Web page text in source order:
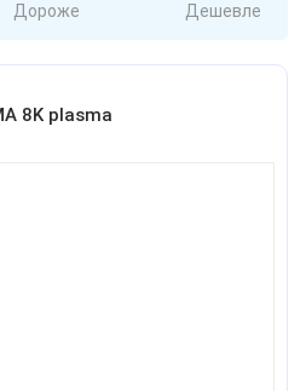
Дороже Дешевле
8K plasma